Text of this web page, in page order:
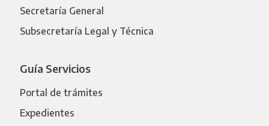
Secretaría General
Subsecretaría Legal y Técnica
Guía Servicios
Portal de trámites
Expedientes